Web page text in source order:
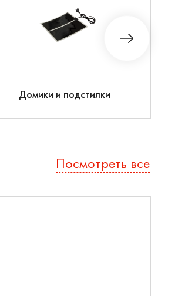
Домики и подстилки
Посмотреть все